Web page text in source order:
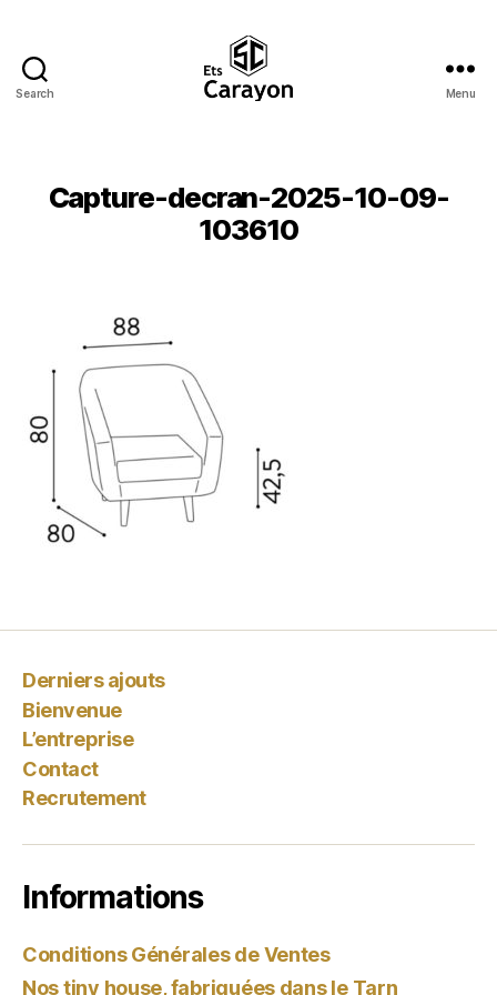
Search Menu
Capture-decran-2025-10-09-
103610
Derniers ajouts
Bienvenue
L’entreprise
Contact
Recrutement
Informations
Conditions Générales de Ventes
Nos tiny house, fabriquées dans le Tarn